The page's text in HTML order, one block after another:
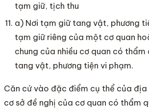
tạm giữ, tịch thu
a) Nơi tạm giữ tang vật, phương
tạm giữ riêng của một cơ quan
chung của nhiều cơ quan có
tang vật, phương tiện vi phạm.
Căn cứ vào đặc điểm cụ thể của địa
cơ sở đề nghị của cơ quan có thẩm